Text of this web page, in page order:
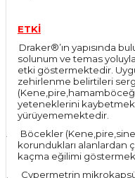
ETKİ
Draker®’ın yapısında
solunum ve temas
etki göstermektedir.
zehirlenme belirtileri
yeteneklerini
yürüyememektedir.
Böcekler
korundukları alanlardan
kaçma eğilimi
Cypermetrin